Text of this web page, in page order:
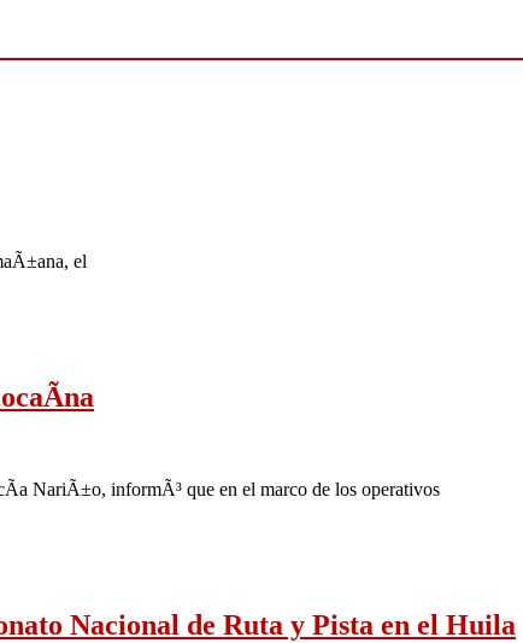
el
NariÃ±o, informÃ³ que en el marco de los operativos
Nacional de Ruta y Pista en el Huila